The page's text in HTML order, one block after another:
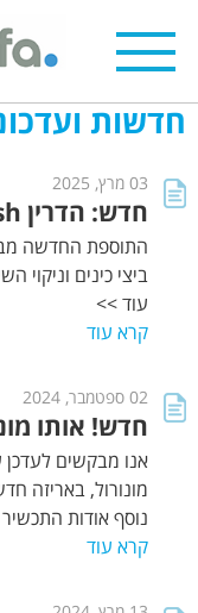
לתוכן
חדשות
03 מרץ, 2025
חדש: הדרין Wash שמפו
התוספת החדשה
ביצי כינים
עוד >>
קרא עוד
02 ספטמבר, 2024
חדש! אותו
אנו מבקשים לעדכן
מונורול, באריזה
נוסף אודות
קרא עוד